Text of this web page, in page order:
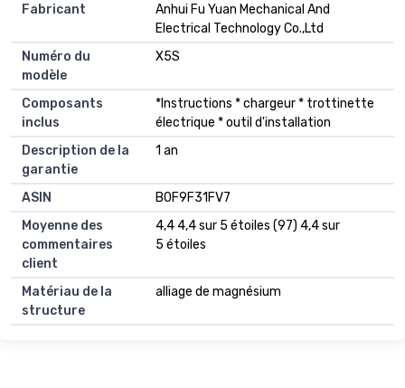
Fabricant
Anhui Fu Yuan Mechanical And
Electrical Technology Co.,Ltd
Numéro du
modèle
X5S
Composants
inclus
*Instructions * chargeur * trottinette
électrique * outil d'installation
Description de la
garantie
1 an
ASIN
B0F9F31FV7
Moyenne des
commentaires
client
4,4 4,4 sur 5 étoiles (97) 4,4 sur
5 étoiles
Matériau de la
structure
alliage de magnésium